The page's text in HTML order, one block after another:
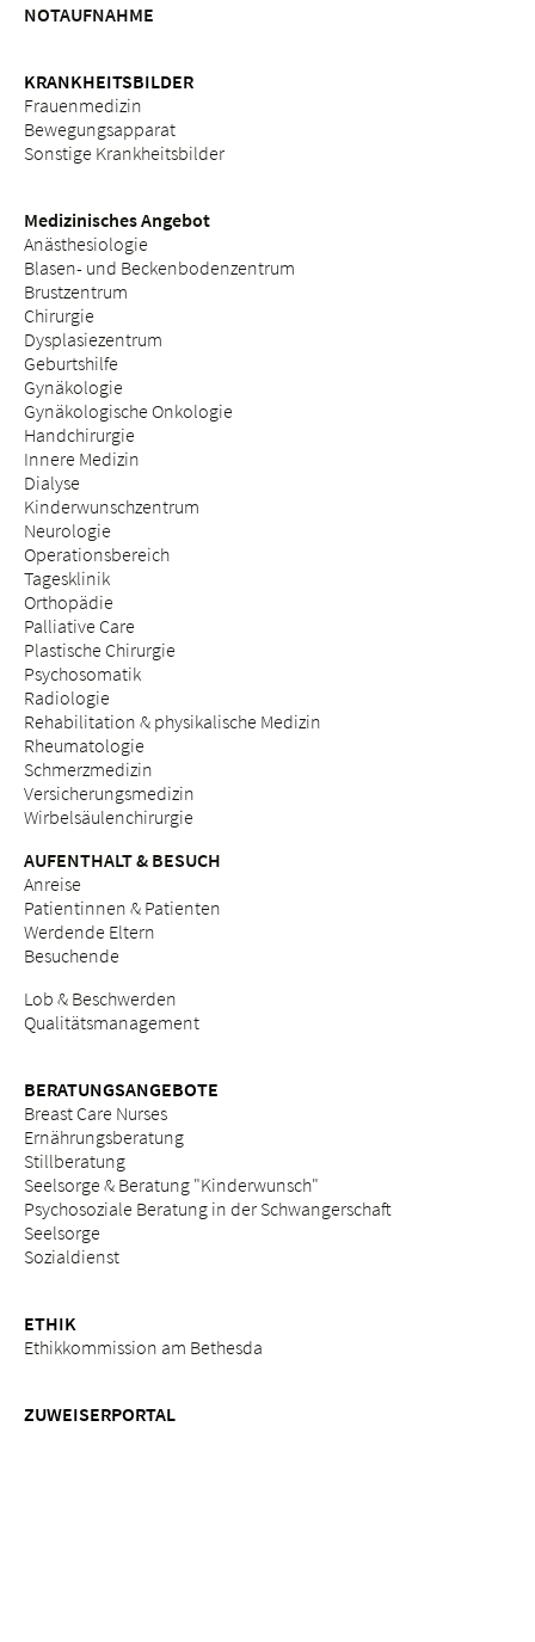
NOTAUFNAHME
KRANKHEITSBILDER
Frauenmedizin
Bewegungsapparat
Sonstige Krankheitsbilder
Medizinisches Angebot
Anästhesiologie
Blasen- und Beckenbodenzentrum
Brustzentrum
Chirurgie
Dysplasiezentrum
Geburtshilfe
Gynäkologie
Gynäkologische Onkologie
Handchirurgie
Innere Medizin
Dialyse
Kinderwunschzentrum
Neurologie
Operationsbereich
Tagesklinik
Orthopädie
Palliative Care
Plastische Chirurgie
Psychosomatik
Radiologie
Rehabilitation & physikalische Medizin
Rheumatologie
Schmerzmedizin
Versicherungsmedizin
Wirbelsäulenchirurgie
AUFENTHALT & BESUCH
Anreise
Patientinnen & Patienten
Werdende Eltern
Besuchende
Lob & Beschwerden
Qualitätsmanagement
BERATUNGSANGEBOTE
Breast Care Nurses
Ernährungsberatung
Stillberatung
Seelsorge & Beratung "Kinderwunsch"
Psychosoziale Beratung in der Schwangerschaft
Seelsorge
Sozialdienst
ETHIK
Ethikkommission am Bethesda
ZUWEISERPORTAL